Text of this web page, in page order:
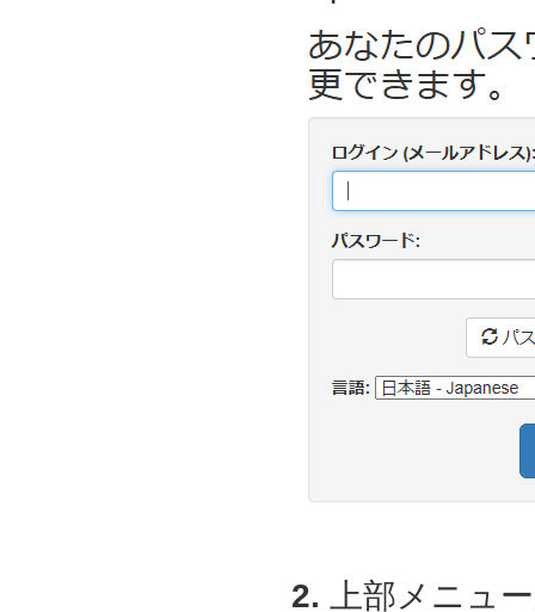
2. 上部メニュ